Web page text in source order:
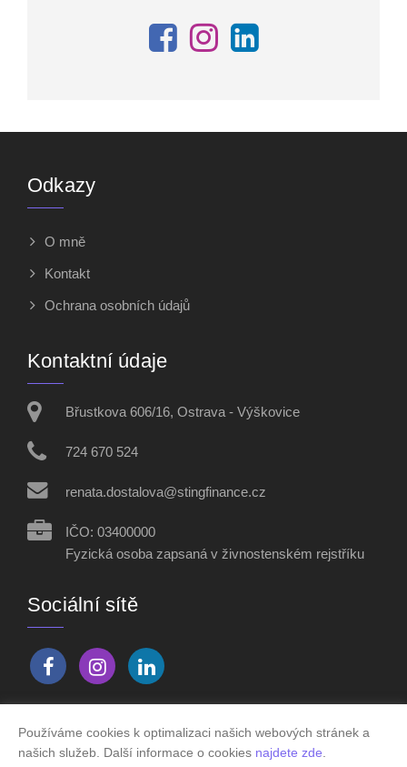
Odkazy
O mně
Kontakt
Ochrana osobních údajů
Kontaktní údaje
Břustkova 606/16, Ostrava - Výškovice
724 670 524
renata.dostalova@stingfinance.cz
IČO: 03400000
Fyzická osoba zapsaná v živnostenském rejstříku
Sociální sítě
Vytvořeno v systémuCHYTRÝ WEB MAKLÉŘE
Používáme cookies k optimalizaci našich webových stránek a
našich služeb. Další informace o cookies najdete zde